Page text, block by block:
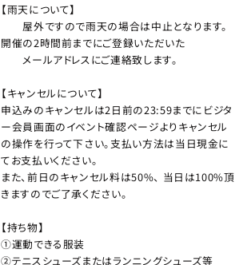
【雨天について】
屋外ですので雨天の場合は中止となります。
開催の2時間前までにご登録いただいた
メールアドレスにご連絡致します。
【キャンセルについて】
申込みのキャンセルは2日前の23:59までにビジタ
ー会員画面のイベント確認ページよりキャンセル
の操作を行って下さい。支払い方法は当日現金に
てお支払いください。
また、前日のキャンセル料は50%、 当日は100%頂
きますのでご了承ください。
【持ち物】
①運動できる服装
②テニスシューズまたはランニングシューズ等